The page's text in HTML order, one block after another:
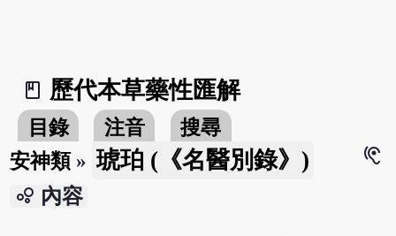
book_2
歷代本草藥性匯解
目錄 注音
搜尋
安神類» 琥珀 (《名醫別錄》)
hearing
bubble_chart 內容